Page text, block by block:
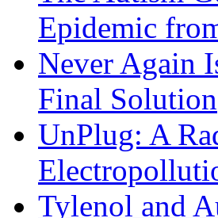
Epidemic
Never Again
Final Solution
UnPlug: A
Tylenol and